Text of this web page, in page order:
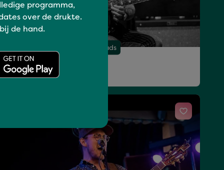
Van Ouds
KAT EN KWAAD
programma,
over de drukte.
de hand.